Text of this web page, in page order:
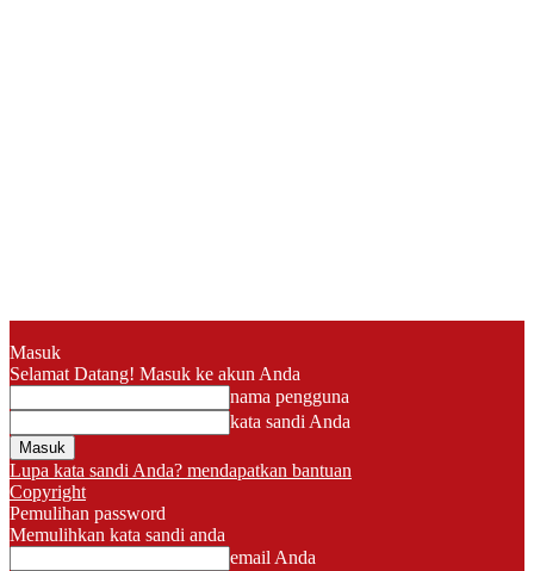
Masuk
Selamat Datang! Masuk ke akun Anda
nama pengguna
kata sandi Anda
Lupa kata sandi Anda? mendapatkan bantuan
Copyright
Pemulihan password
Memulihkan kata sandi anda
email Anda